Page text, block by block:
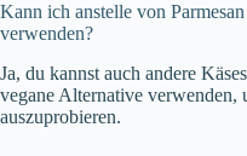
Kann ich anstelle von
verwenden?
Ja, du kannst auch andere
vegane Alternative verwenden,
auszuprobieren.